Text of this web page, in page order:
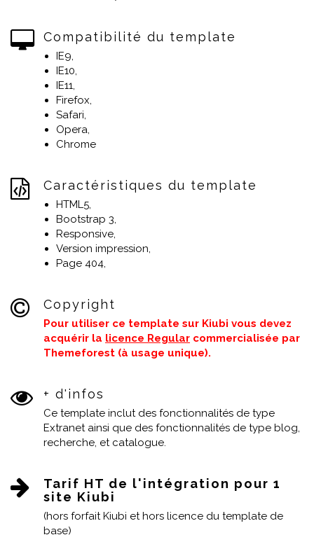
Compatibilité du template
IE9,
IE10,
IE11,
Firefox,
Safari,
Opera,
Chrome
Caractéristiques du template
HTML5,
Bootstrap 3,
Responsive,
Version impression,
Page 404,
Copyright
Pour utiliser ce template sur Kiubi vous devez
acquérir la licence Regular commercialisée par
Themeforest (à usage unique).
+ d'infos
Ce template inclut des fonctionnalités de type
Extranet ainsi que des fonctionnalités de type blog,
recherche, et catalogue.
Tarif HT de l'intégration pour 1
site Kiubi
(hors forfait Kiubi et hors licence du template de
base)